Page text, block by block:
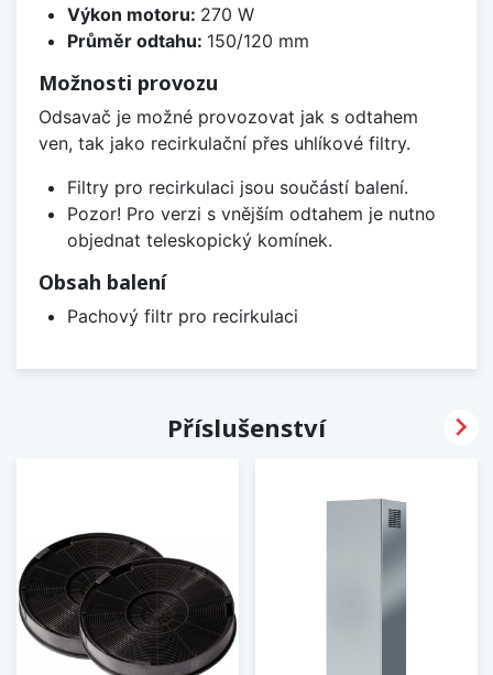
Výkon motoru: 270 W
Průměr odtahu: 150/120 mm
Možnosti provozu
Odsavač je možné provozovat jak s odtahem
ven, tak jako recirkulační přes uhlíkové filtry.
Filtry pro recirkulaci jsou součástí balení.
Pozor! Pro verzi s vnějším odtahem je nutno
objednat teleskopický komínek.
Obsah balení
Pachový filtr pro recirkulaci
Příslušenství 